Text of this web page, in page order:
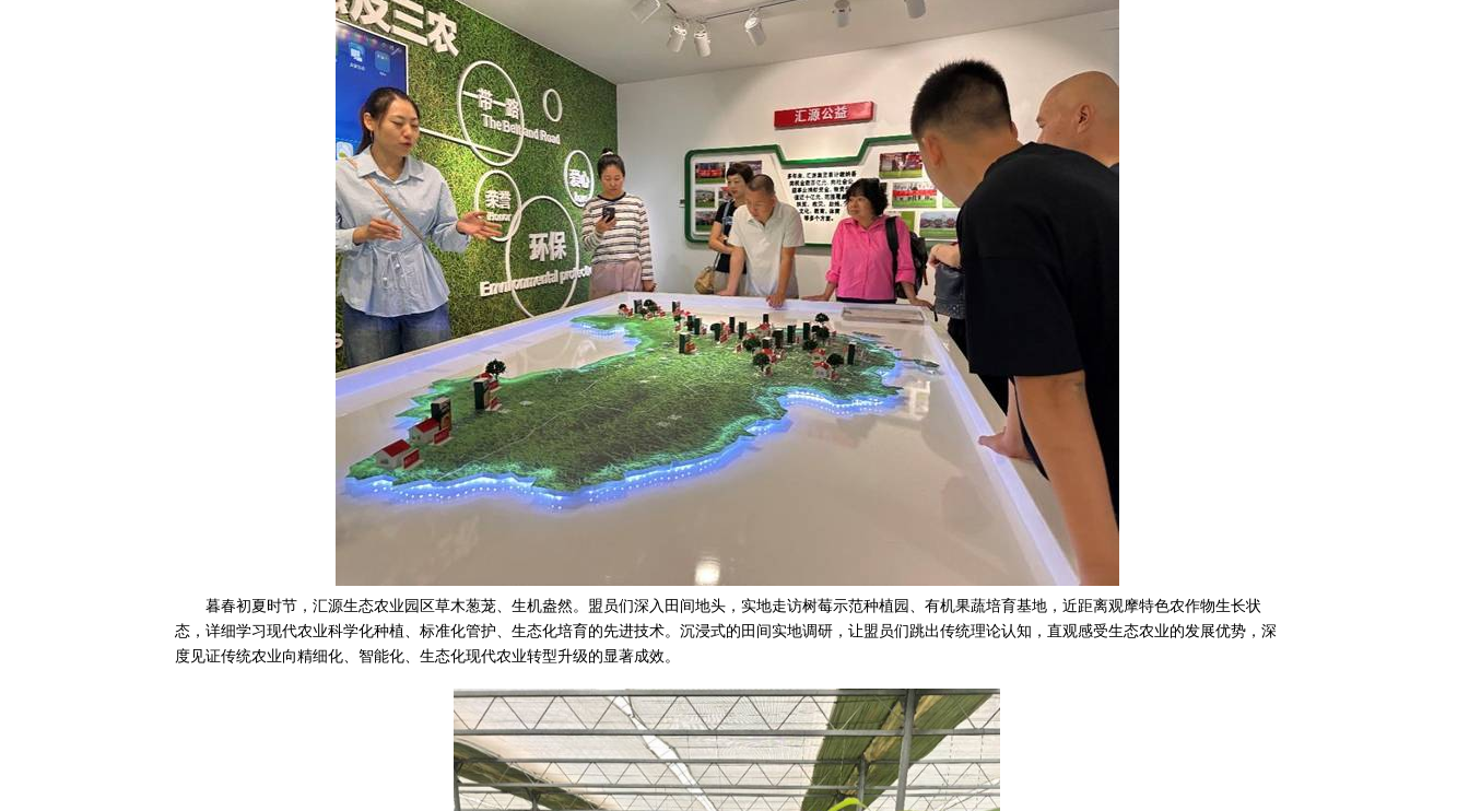
暮春初夏时节，汇源生态农业园区草木葱茏、生机盎然。盟员们深入田间地头，实地走访树莓示范种植园、有机果蔬培育基地，近距离观摩特色农作物生长状
态，详细学习现代农业科学化种植、标准化管护、生态化培育的先进技术。沉浸式的田间实地调研，让盟员们跳出传统理论认知，直观感受生态农业的发展优势，深
度见证传统农业向精细化、智能化、生态化现代农业转型升级的显著成效。